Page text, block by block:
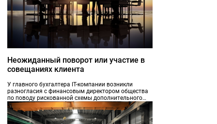
Неожиданный поворот или участие в
совещаниях клиента
У главного бухгалтера IT-компании возникли
разногласия с финансовым директором общества
по поводу рискованной схемы дополнительного
возмещения НДС из бюджета. Директор пока не
поддерживал ни одну из сторон, но хотел получить
и третье профессиональное мнение, оценить риски.